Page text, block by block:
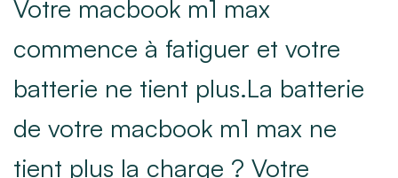
Votre macbook m1 max
commence à fatiguer et votre
batterie ne tient plus.La batterie
de votre macbook m1 max ne
tient plus la charge ? Votre